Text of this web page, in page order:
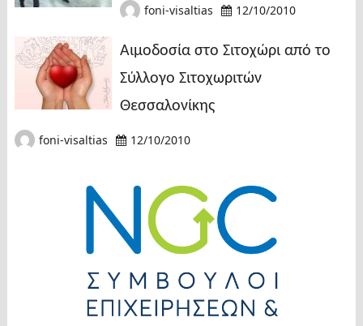
foni-visaltias 12/10/2010
Αιμοδοσία στο Σιτοχώρι από το
Σύλλογο Σιτοχωριτών
Θεσσαλονίκης
foni-visaltias 12/10/2010